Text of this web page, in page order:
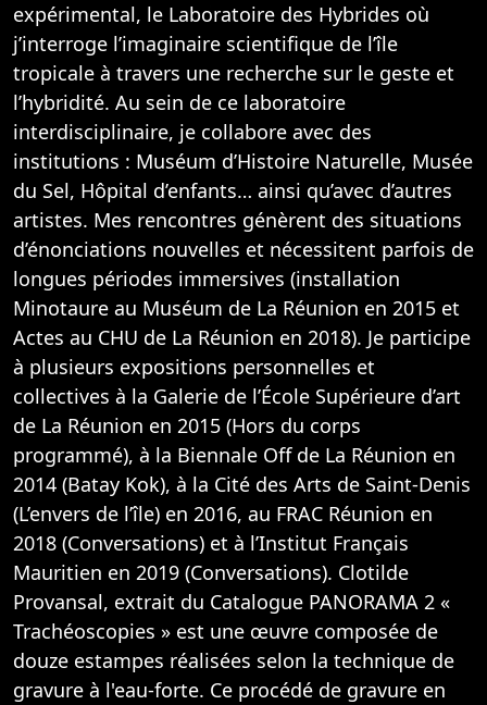
expérimental, le Laboratoire des Hybrides où
j’interroge l’imaginaire scientifique de l’île
tropicale à travers une recherche sur le geste et
l’hybridité. Au sein de ce laboratoire
interdisciplinaire, je collabore avec des
institutions : Muséum d’Histoire Naturelle, Musée
du Sel, Hôpital d’enfants… ainsi qu’avec d’autres
artistes. Mes rencontres génèrent des situations
d’énonciations nouvelles et nécessitent parfois de
longues périodes immersives (installation
Minotaure au Muséum de La Réunion en 2015 et
Actes au CHU de La Réunion en 2018). Je participe
à plusieurs expositions personnelles et
collectives à la Galerie de l’École Supérieure d’art
de La Réunion en 2015 (Hors du corps
programmé), à la Biennale Off de La Réunion en
2014 (Batay Kok), à la Cité des Arts de Saint-Denis
(L’envers de l’île) en 2016, au FRAC Réunion en
2018 (Conversations) et à l’Institut Français
Mauritien en 2019 (Conversations). Clotilde
Provansal, extrait du Catalogue PANORAMA 2 «
Trachéoscopies » est une œuvre composée de
douze estampes réalisées selon la technique de
gravure à l'eau-forte. Ce procédé de gravure en